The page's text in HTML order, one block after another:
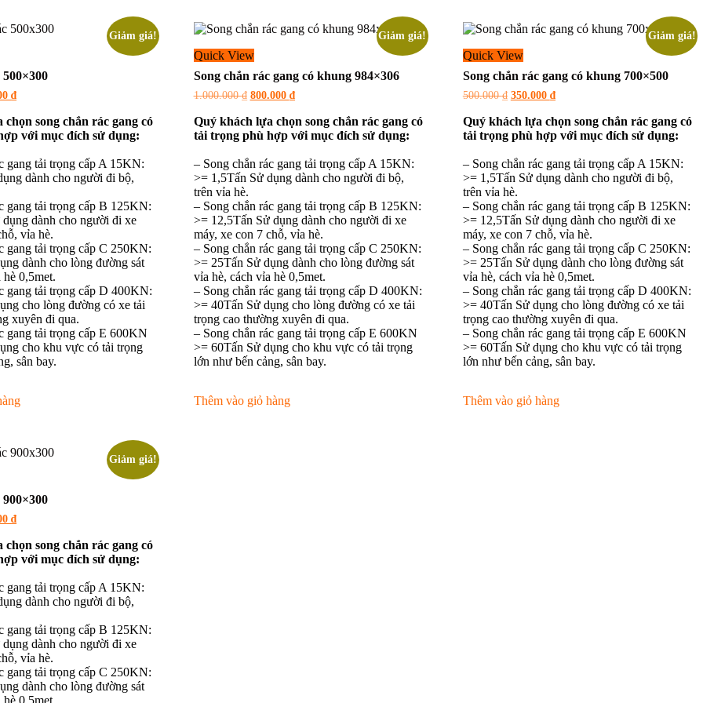
Giảm giá!
₫.
₫Giá
tại
là:
150.000 ₫.
song chắn rác gang có
với mục đích sử dụng:
gang tải trọng cấp A 15KN:
dành cho người đi bộ,
gang tải trọng cấp B 125KN:
dành cho người đi xe
vỉa hè.
gang tải trọng cấp C 250KN:
dành cho lòng đường sát
0,5met.
gang tải trọng cấp D 400KN:
cho lòng đường có xe tải
xuyên đi qua.
gang tải trọng cấp E 600KN
cho khu vực có tải trọng
sân bay.
Giảm giá!
Quick View
Song chắn rác gang có khung 984×306
1.000.000₫ Giá
là:
1.000.000 ₫.
800.000 ₫Giá
tại
là:
800.000 ₫.
Quý khách lựa chọn song chắn rác gang có
tải trọng phù hợp với mục đích sử dụng:
– Song chắn rác gang tải trọng cấp A 15KN:
>= 1,5Tấn Sử dụng dành cho người đi bộ,
trên vỉa hè.
– Song chắn rác gang tải trọng cấp B 125KN:
>= 12,5Tấn Sử dụng dành cho người đi xe
máy, xe con 7 chỗ, vỉa hè.
– Song chắn rác gang tải trọng cấp C 250KN:
>= 25Tấn Sử dụng dành cho lòng đường sát
vỉa hè, cách vỉa hè 0,5met.
– Song chắn rác gang tải trọng cấp D 400KN:
>= 40Tấn Sử dụng cho lòng đường có xe tải
trọng cao thường xuyên đi qua.
– Song chắn rác gang tải trọng cấp E 600KN
>= 60Tấn Sử dụng cho khu vực có tải trọng
lớn như bến cảng, sân bay.
Thêm vào giỏ hàng
Giảm giá!
Quick View
Song chắn rác gang có khung 700×500
500.000₫ Giá
là:
500.000 ₫.
350.000 ₫Giá
tại
là:
350.000 ₫.
Quý khách lựa chọn song chắn rác gang có
tải trọng phù hợp với mục đích sử dụng:
– Song chắn rác gang tải trọng cấp A 15KN:
>= 1,5Tấn Sử dụng dành cho người đi bộ,
trên vỉa hè.
– Song chắn rác gang tải trọng cấp B 125KN:
>= 12,5Tấn Sử dụng dành cho người đi xe
máy, xe con 7 chỗ, vỉa hè.
– Song chắn rác gang tải trọng cấp C 250KN:
>= 25Tấn Sử dụng dành cho lòng đường sát
vỉa hè, cách vỉa hè 0,5met.
– Song chắn rác gang tải trọng cấp D 400KN:
>= 40Tấn Sử dụng cho lòng đường có xe tải
trọng cao thường xuyên đi qua.
– Song chắn rác gang tải trọng cấp E 600KN
>= 60Tấn Sử dụng cho khu vực có tải trọng
lớn như bến cảng, sân bay.
Thêm vào giỏ hàng
Giảm giá!
₫.
₫Giá
tại
là:
270.000 ₫.
song chắn rác gang có
với mục đích sử dụng:
gang tải trọng cấp A 15KN:
dành cho người đi bộ,
gang tải trọng cấp B 125KN:
dành cho người đi xe
vỉa hè.
gang tải trọng cấp C 250KN:
dành cho lòng đường sát